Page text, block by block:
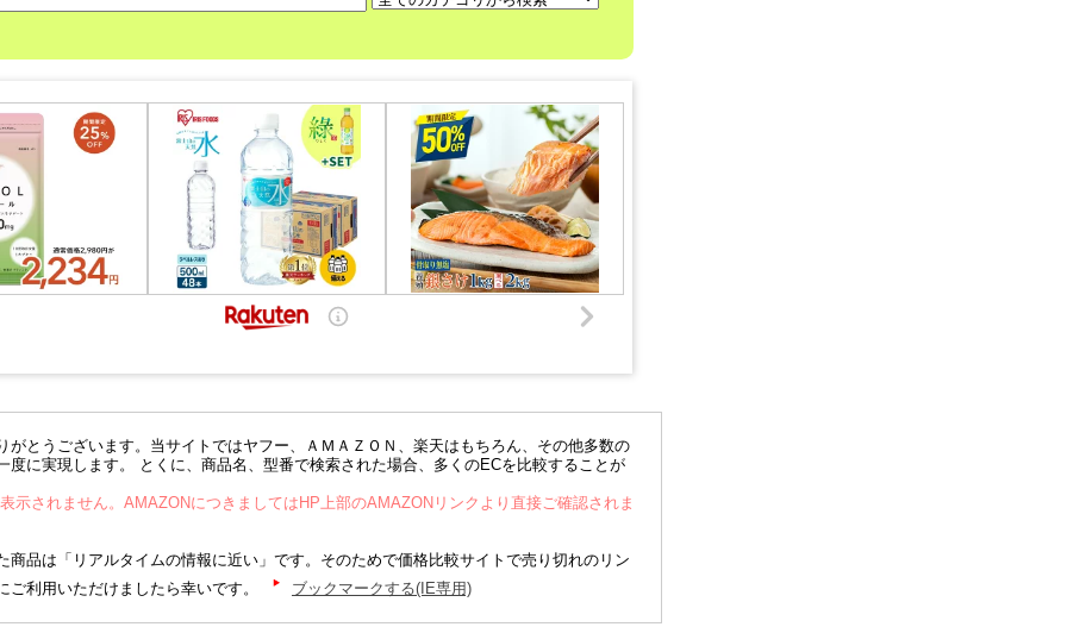
がとうございます。当サイトではヤフー、ＡＭＡＺＯＮ、楽天はもちろん、その他多数の
度に実現します。 とくに、商品名、型番で検索された場合、多くのECを比較することが
示されません。AMAZONにつきましてはHP上部のAMAZONリンクより直接ご確認されま
品は「リアルタイムの情報に近い」です。そのためで価格比較サイトで売り切れのリン
利用いただけましたら幸いです。
ブックマークする(IE専用)